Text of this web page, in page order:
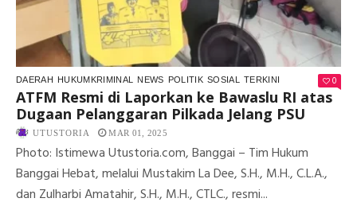
DAERAH HUKUMKRIMINAL NEWS POLITIK SOSIAL TERKINI 0
ATFM Resmi di Laporkan ke Bawaslu RI atas
Dugaan Pelanggaran Pilkada Jelang PSU
UTUSTORIA MAR 01, 2025
Photo: Istimewa Utustoria.com, Banggai – Tim Hukum
Banggai Hebat, melalui Mustakim La Dee, S.H., M.H., C.L.A.,
dan Zulharbi Amatahir, S.H., M.H., CTLC., resmi...